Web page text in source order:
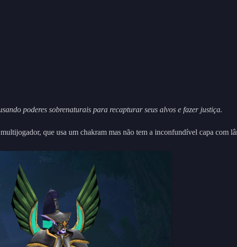
poderes sobrenaturais para recapturar seus alvos e fazer justiça.
que usa um chakram mas não tem a inconfundível capa com